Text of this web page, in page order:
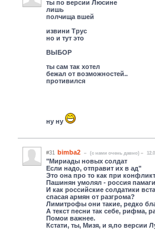
ты по версии Люсине
лишь
полчища вшей
извини Трус
но и тут это
ВЫБОР
ты сам так хотел
бежал от возможностей..
противился
ну ну
#31 bimba2 (c нами очень давно)
"Мириады новых солдат
Если надо, отправит их в ад"
Это она про то как при
Пашинян умолял - россия
И как российские солдатики
спасая армян от разгрома?
Лимитрофы они такие, редко
А текст песни так себе, рифма,
Помои важнее.
Кстати, ты, Мизя, и я,по версии